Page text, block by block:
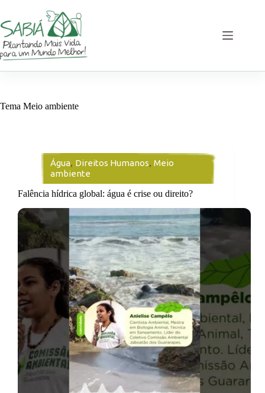
o
conteúdo
Tema Meio ambiente
Água, Direitos Humanos, Meio
ambiente
Falência hídrica global: água é crise ou direito?